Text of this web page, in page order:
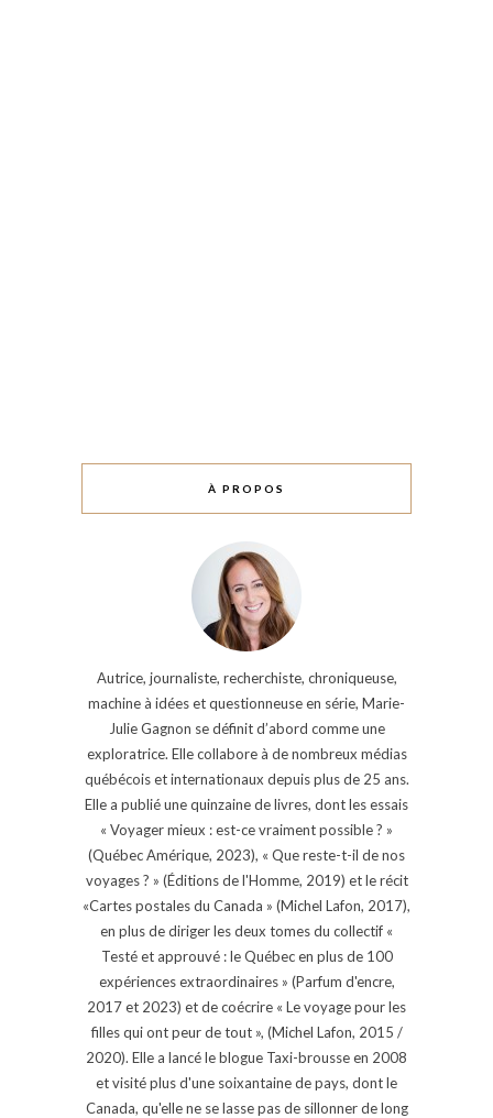
À PROPOS
Autrice, journaliste, recherchiste, chroniqueuse,
machine à idées et questionneuse en série, Marie-
Julie Gagnon se définit d’abord comme une
exploratrice. Elle collabore à de nombreux médias
québécois et internationaux depuis plus de 25 ans.
Elle a publié une quinzaine de livres, dont les essais
« Voyager mieux : est-ce vraiment possible ? »
(Québec Amérique, 2023), « Que reste-t-il de nos
voyages ? » (Éditions de l'Homme, 2019) et le récit
«Cartes postales du Canada » (Michel Lafon, 2017),
en plus de diriger les deux tomes du collectif «
Testé et approuvé : le Québec en plus de 100
expériences extraordinaires » (Parfum d'encre,
2017 et 2023) et de coécrire « Le voyage pour les
filles qui ont peur de tout », (Michel Lafon, 2015 /
2020). Elle a lancé le blogue Taxi-brousse en 2008
et visité plus d'une soixantaine de pays, dont le
Canada, qu'elle ne se lasse pas de sillonner de long